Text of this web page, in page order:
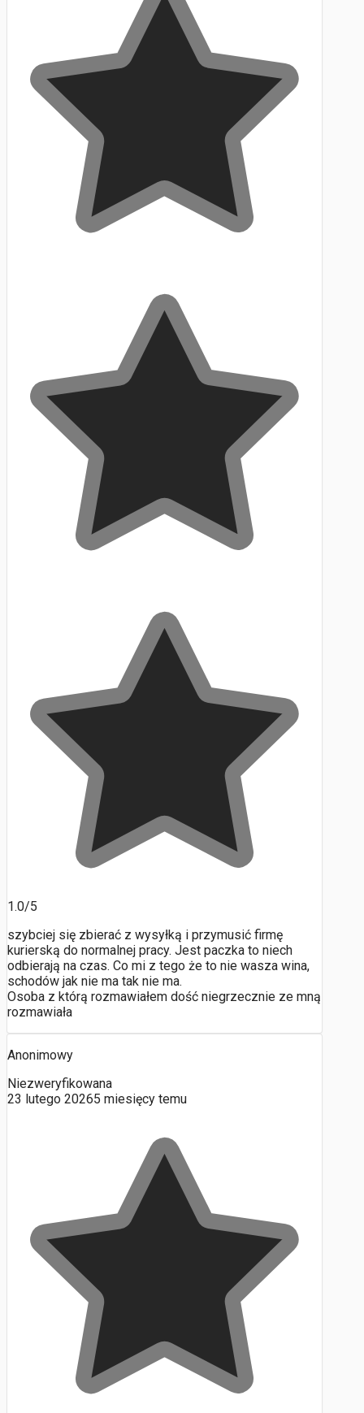
1.0/5
szybciej się zbierać z wysyłką i przymusić firmę
kurierską do normalnej pracy. Jest paczka to niech
odbierają na czas. Co mi z tego że to nie wasza wina,
schodów jak nie ma tak nie ma.
Osoba z którą rozmawiałem dość niegrzecznie ze mną
rozmawiała
Anonimowy
Niezweryfikowana
23 lutego 20265 miesięcy temu